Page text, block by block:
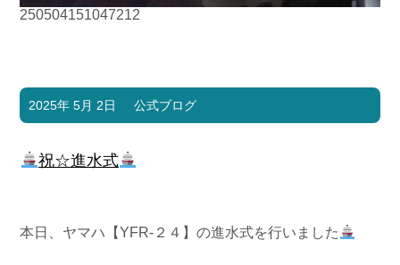
250504151047212
2025年 5月 2日 公式ブログ
祝☆進水式
本日、ヤマハ【YFR-２４ 】の進水式を行いました